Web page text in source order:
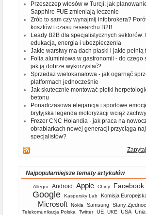
Przeszczep włosów w Turcji: jak
Sapphire FUE zmieniają leczenie
Zrób to sam czy wynajmij infobrokera?
kosztów i czasu researchu B2B
Leady B2B dla specjalistycznych sektorów:
edukacja, energia i ubezpieczenia
Jakie warstwy ma dach płaski i jakie pełnią
Folia aluminiowa w gastronomii - do czego
jak ją dobrze wykorzystać?
Sprzedaż wielokanałowa - jak ogarnąć
platformach jednocześnie
Jak skutecznie montować płotki
betonu
Ponadczasowa elegancja i sportowe
brytyjska legenda motoryzacji wciąż
Frezer CNC Holandia - jak praca na
obrabiarkach nowej generacji przyciąga
specjalistów?
Najpopularniejsze tematy artykułów
Allegro Android Apple Chiny Facebook
Google Kaspersky Lab Komisja
Microsoft Nokia Samsung Stany
Telekomunikacja Polska Twitter UE UKE USA